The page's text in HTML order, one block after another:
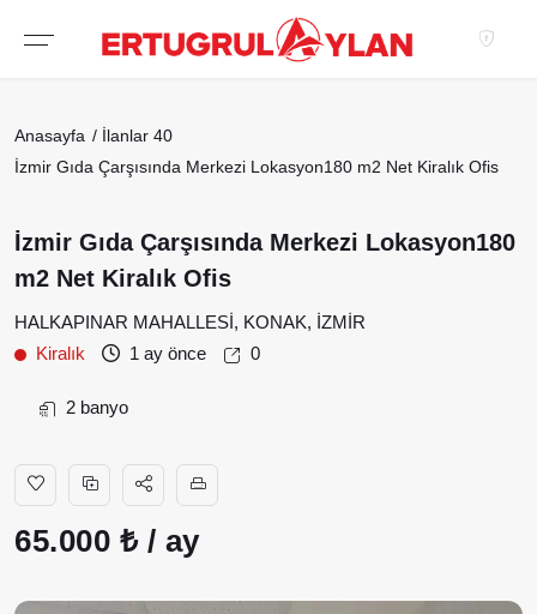
Anasayfa İlanlar 40
İzmir Gıda Çarşısında Merkezi Lokasyon180 m2 Net Kiralık Ofis
İzmir Gıda Çarşısında Merkezi Lokasyon180
m2 Net Kiralık Ofis
HALKAPINAR MAHALLESİ, KONAK, İZMİR
Kiralık
1 ay önce 0
2 banyo
65.000 ₺ / ay
Hakkımızda
EKIBIMIZ
EMLAK OFISLERIMIZ